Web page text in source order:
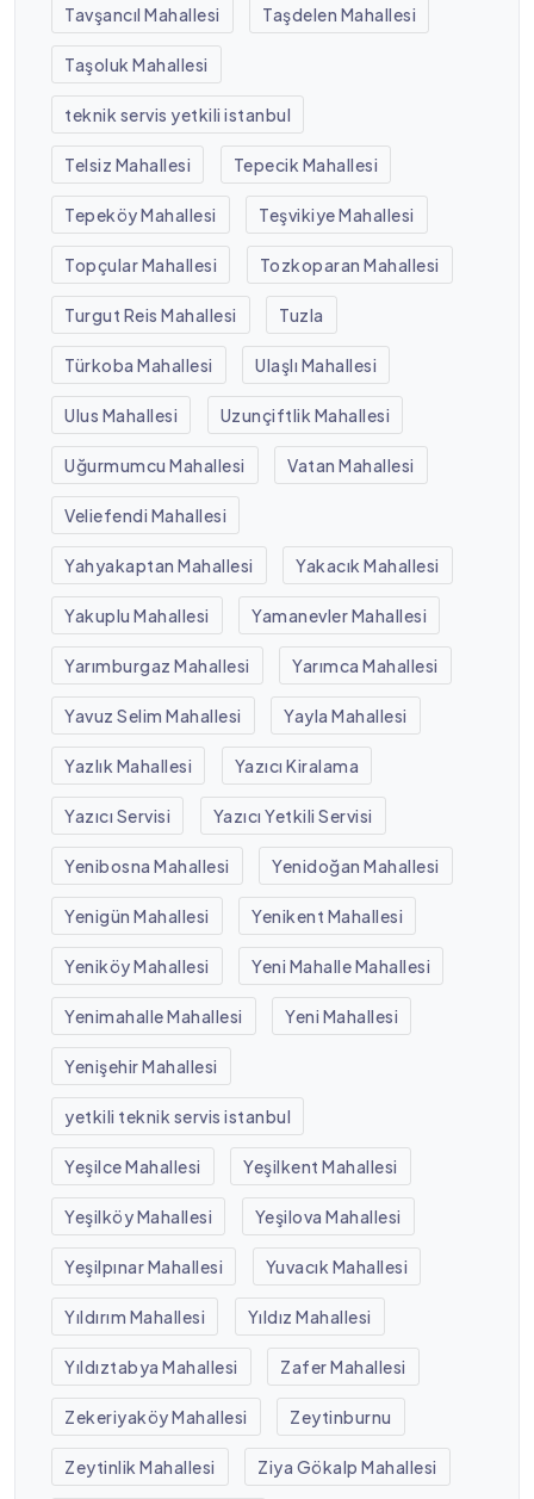
Tavşancıl Mahallesi Taşdelen Mahallesi
Taşoluk Mahallesi
teknik servis yetkili istanbul
Telsiz Mahallesi Tepecik Mahallesi
Tepeköy Mahallesi Teşvikiye Mahallesi
Topçular Mahallesi Tozkoparan Mahallesi
Turgut Reis Mahallesi Tuzla
Türkoba Mahallesi Ulaşlı Mahallesi
Ulus Mahallesi Uzunçiftlik Mahallesi
Uğurmumcu Mahallesi Vatan Mahallesi
Veliefendi Mahallesi
Yahyakaptan Mahallesi Yakacık Mahallesi
Yakuplu Mahallesi Yamanevler Mahallesi
Yarımburgaz Mahallesi Yarımca Mahallesi
Yavuz Selim Mahallesi Yayla Mahallesi
Yazlık Mahallesi Yazıcı Kiralama
Yazıcı Servisi Yazıcı Yetkili Servisi
Yenibosna Mahallesi Yenidoğan Mahallesi
Yenigün Mahallesi Yenikent Mahallesi
Yeniköy Mahallesi Yeni Mahalle Mahallesi
Yenimahalle Mahallesi Yeni Mahallesi
Yenişehir Mahallesi
yetkili teknik servis istanbul
Yeşilce Mahallesi Yeşilkent Mahallesi
Yeşilköy Mahallesi Yeşilova Mahallesi
Yeşilpınar Mahallesi Yuvacık Mahallesi
Yıldırım Mahallesi Yıldız Mahallesi
Yıldıztabya Mahallesi Zafer Mahallesi
Zekeriyaköy Mahallesi Zeytinburnu
Zeytinlik Mahallesi Ziya Gökalp Mahallesi